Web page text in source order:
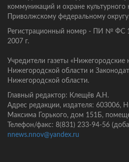
коммуникаций и охране культурного
Приволжскому федеральному
Регистрационный номер - ПИ № ФС
2007 г.
Учредители газеты «Нижегородские
Нижегородской области и
Нижегородской области.
Главный редактор: Клещёв А.Н.
Адрес редакции, издателя: 603006,
Максима Горького, дом 151Б,
Телефон/факс: 8(831) 233-94-56
nnews.nnov@yandex.ru